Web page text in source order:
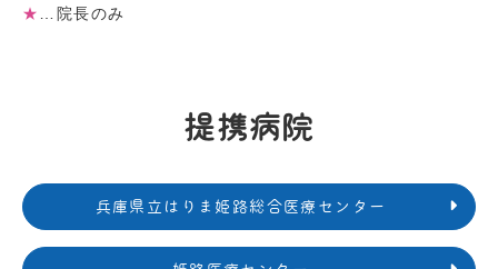
★
…院長のみ
提携病院
兵庫県立はりま姫路総合医療センター